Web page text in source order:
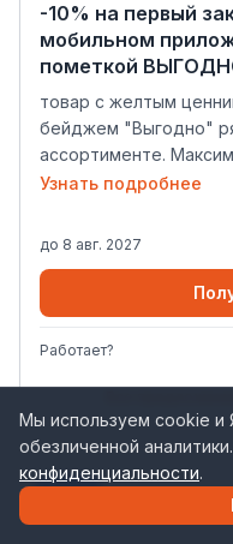
-10% на первый
мобильном
пометкой
товар с желтым
бейджем "Выгодно"
ассортименте.
для получения скидки
Узнать подробнее
до 8 авг. 2027
Работает?
акция
Мы используем cookie и
обезличенной
конфиденциальности.